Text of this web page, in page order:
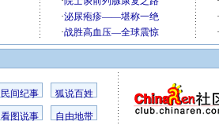
民间纪事 狐说百姓
看图说事 自由地带